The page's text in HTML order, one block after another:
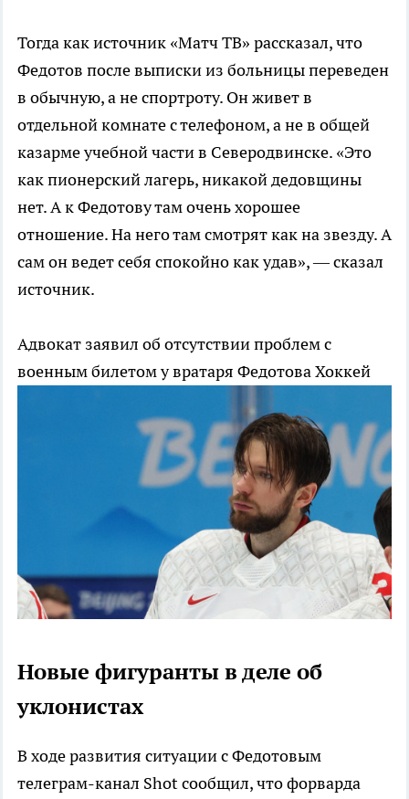
Тогда как источник «Матч ТВ» рассказал, что
Федотов после выписки из больницы переведен
в обычную, а не спортроту. Он живет в
отдельной комнате с телефоном, а не в общей
казарме учебной части в Северодвинске. «Это
как пионерский лагерь, никакой дедовщины
нет. А к Федотову там очень хорошее
отношение. На него там смотрят как на звезду. А
сам он ведет себя спокойно как удав», — сказал
источник.
Адвокат заявил об отсутствии проблем с
военным билетом у вратаря ФедотоваХоккей
Новые фигуранты в деле об
уклонистах
В ходе развития ситуации с Федотовым
телеграм-канал Shot сообщил, что форварда